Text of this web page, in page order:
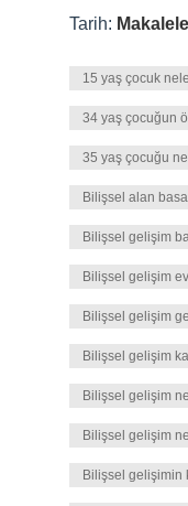
Tarih:
15 yaş çocuk
34 yaş çocuğun
35 yaş çocuğu
Bilişsel alan
Bilişsel gelişim
Bilişsel gelişim
Bilişsel gelişim
Bilişsel gelişim
Bilişsel gelişim
Bilişsel gelişim
Bilişsel gelişimin